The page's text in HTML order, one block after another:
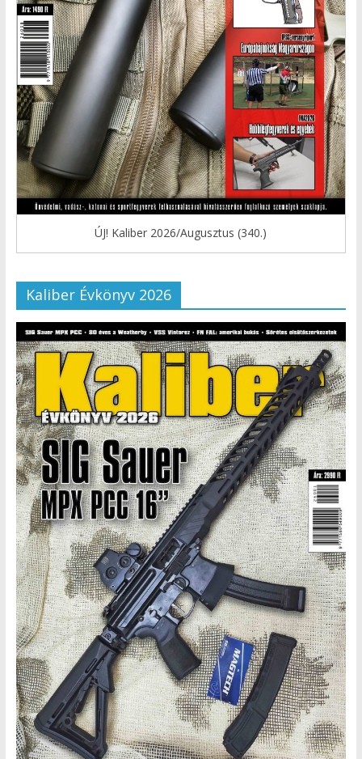
ÚJ! Kaliber 2026/Augusztus (340.)
Kaliber Évkönyv 2026